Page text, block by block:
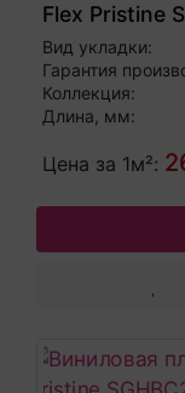
Flex Pristine
Морской
Вид укладки:
Гарантия
Коллекция:
Длина, мм:
Цена за 1м²: